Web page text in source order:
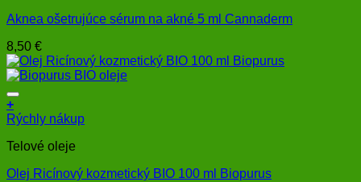
Aknea ošetrujúce sérum na akné 5 ml Cannaderm
8,50 €
+
Rýchly nákup
Telové oleje
Olej Ricínový kozmetický BIO 100 ml Biopurus